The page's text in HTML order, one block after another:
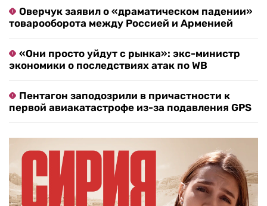
Оверчук заявил о «драматическом падении»
товарооборота между Россией и Арменией
«Они просто уйдут с рынка»: экс-министр
экономики о последствиях атак по WB
Пентагон заподозрили в причастности к
первой авиакатастрофе из-за подавления GPS